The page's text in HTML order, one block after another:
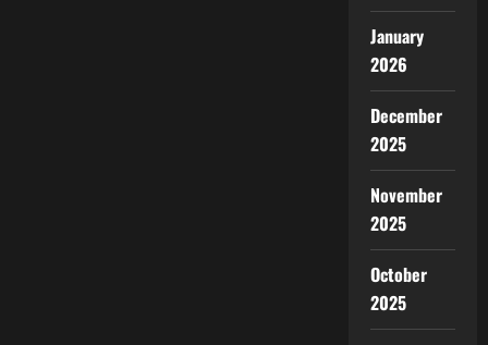
January
2026
December
2025
November
2025
October
2025